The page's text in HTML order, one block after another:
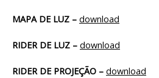
MAPA DE LUZ – download
RIDER DE LUZ – download
RIDER DE PROJEÇÃO – download